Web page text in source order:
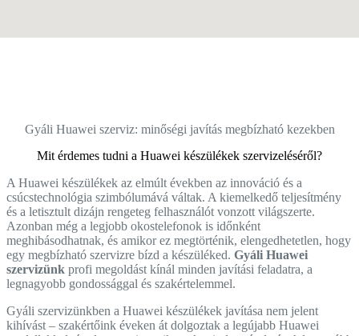
Gyáli Huawei szerviz: minőségi javítás megbízható kezekben
Mit érdemes tudni a Huawei készülékek szervizeléséről?
A Huawei készülékek az elmúlt években az innováció és a
csúcstechnológia szimbólumává váltak. A kiemelkedő teljesítmény
és a letisztult dizájn rengeteg felhasználót vonzott világszerte.
Azonban még a legjobb okostelefonok is időnként
meghibásodhatnak, és amikor ez megtörténik, elengedhetetlen, hogy
egy megbízható szervizre bízd a készüléked. Gyáli Huawei
szervizünk profi megoldást kínál minden javítási feladatra, a
legnagyobb gondossággal és szakértelemmel.
Gyáli szervizünkben a Huawei készülékek javítása nem jelent
kihívást – szakértőink éveken át dolgoztak a legújabb Huawei